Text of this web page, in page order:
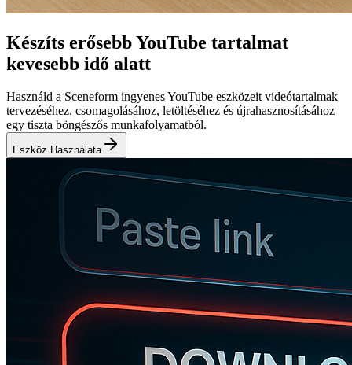
Készíts erősebb YouTube tartalmat
kevesebb idő alatt
Használd a Sceneform ingyenes YouTube eszközeit videótartalmak
tervezéséhez, csomagolásához, letöltéséhez és újrahasznosításához
egy tiszta böngészős munkafolyamatból.
Eszköz Használata